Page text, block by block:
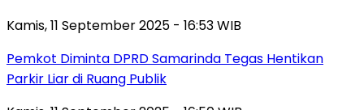
Kamis, 11 September 2025 - 16:53 WIB
Pemkot Diminta DPRD Samarinda Tegas Hentikan
Parkir Liar di Ruang Publik